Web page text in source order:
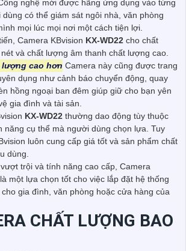
nghệ mới được hãng ứng dụng vào từng
có thể giám sát ngôi nhà, văn phòng
mọi lúc mọi nơi một cách tiện lợi.
Camera KBvision KX-WD22 cho chất
và chất lượng âm thanh chất lượng cao.
cao hơn Camera này cũng được trang
dụng như cảnh báo chuyển động, quay
hồng ngoại ban đêm giúp giữ cho bạn yên
gia đình và tài sản.
KX-WD22 thường dao động tùy thuộc
năng cụ thể mà người dùng chọn lựa. Tuy
luôn cung cấp giá tốt và sản phẩm chất
dùng.
trội và tính năng cao cấp, Camera
là một lựa chọn tốt cho việc lắp đặt hệ thống
gia đình, văn phòng hoặc cửa hàng của
CHẤT LƯỢNG BAO